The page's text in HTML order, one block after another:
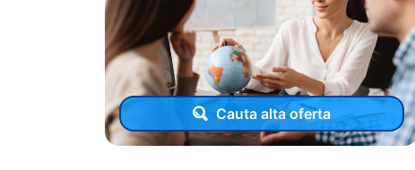
Cauta alta oferta